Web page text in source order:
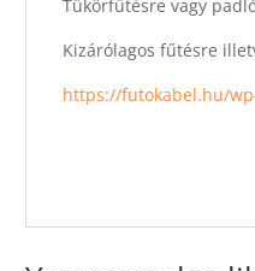
Tükörfűtésre vagy
Kizárólagos fűtésre
https://futokabel.hu/